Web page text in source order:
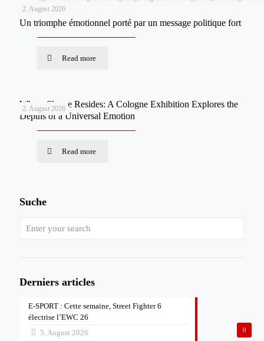
2. August 2026
Un triomphe émotionnel porté par un message politique fort
Read more
2. August 2026
Where Shame Resides: A Cologne Exhibition Explores the
Depths of a Universal Emotion
Read more
Suche
Derniers articles
0
E-SPORT : Cette semaine, Street Fighter 6
électrise l’EWC 26
5. August 2026